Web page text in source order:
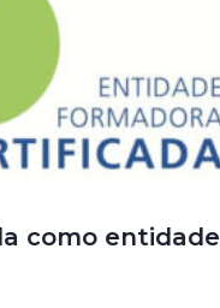
como entidade